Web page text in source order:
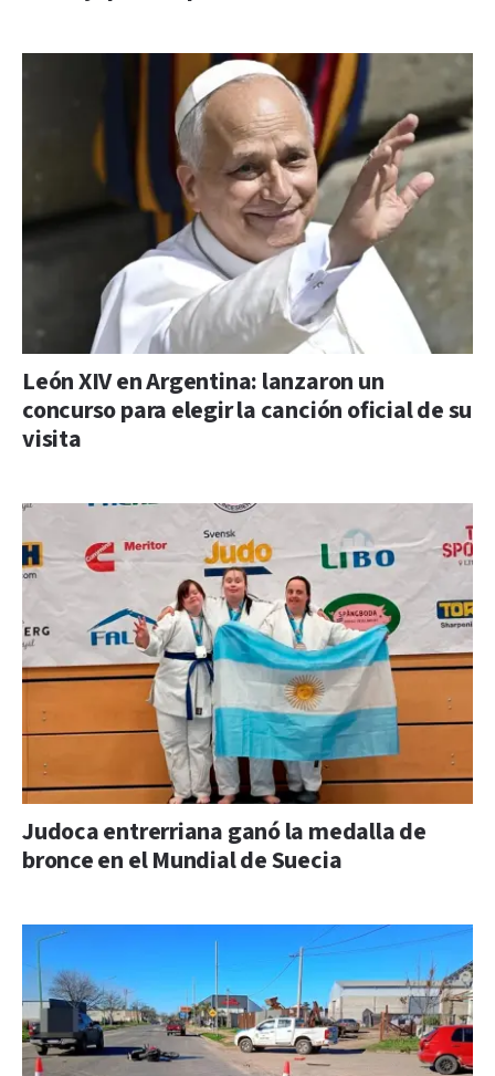
León XIV en Argentina: lanzaron un
concurso para elegir la canción oficial de su
visita
Judoca entrerriana ganó la medalla de
bronce en el Mundial de Suecia